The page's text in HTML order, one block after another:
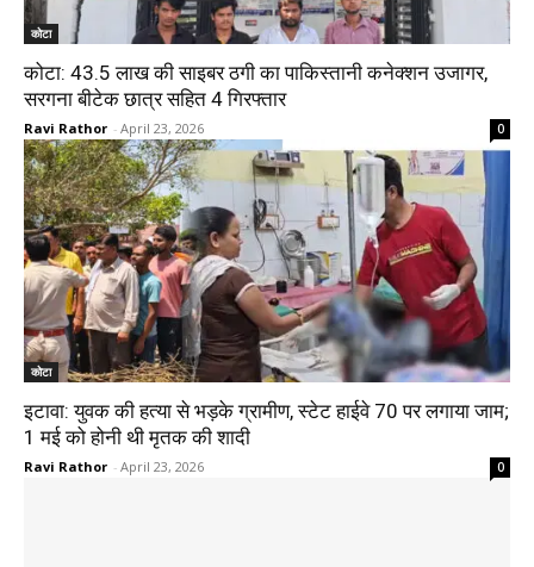
कोटा
कोटा: 43.5 लाख की साइबर ठगी का पाकिस्तानी कनेक्शन उजागर,
सरगना बीटेक छात्र सहित 4 गिरफ्तार
Ravi Rathor - April 23, 2026 0
कोटा
इटावा: युवक की हत्या से भड़के ग्रामीण, स्टेट हाईवे 70 पर लगाया जाम;
1 मई को होनी थी मृतक की शादी
Ravi Rathor - April 23, 2026 0